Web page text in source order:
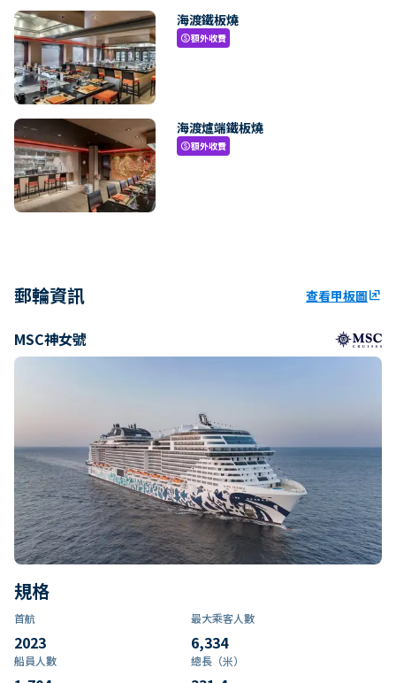
海渡鐵板燒
paid額外收費
海渡爐端鐵板燒
paid額外收費
郵輪資訊 查看甲板圖ungroup
MSC神女號
規格
首航
2023
最大乘客人數
6,334
船員人數 總長（米）